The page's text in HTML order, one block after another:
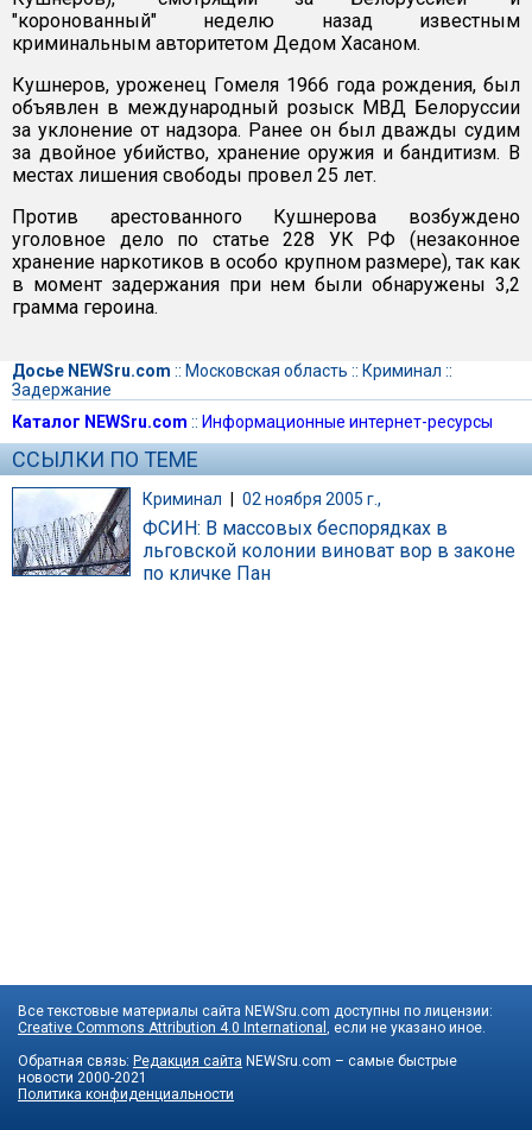
"коронованный" неделю назад известным
криминальным авторитетом Дедом Хасаном.
Кушнеров, уроженец Гомеля 1966 года рождения, был
объявлен в международный розыск МВД Белоруссии
за уклонение от надзора. Ранее он был дважды судим
за двойное убийство, хранение оружия и бандитизм. В
местах лишения свободы провел 25 лет.
Против арестованного Кушнерова возбуждено
уголовное дело по статье 228 УК РФ (незаконное
хранение наркотиков в особо крупном размере), так как
в момент задержания при нем были обнаружены 3,2
грамма героина.
Досье NEWSru.com :: Московская область :: Криминал ::
Задержание
Каталог NEWSru.com :: Информационные интернет-ресурсы
ССЫЛКИ ПО ТЕМЕ
Криминал | 02 ноября 2005 г.,
ФСИН: В массовых беспорядках в
льговской колонии виноват вор в законе
по кличке Пан
Все текстовые материалы сайта NEWSru.com доступны по лицензии:
Creative Commons Attribution 4.0 International
, если не указано иное.
Обратная связь: Редакция сайта NEWSru.com – самые быстрые
новости 2000-2021
Политика конфиденциальности